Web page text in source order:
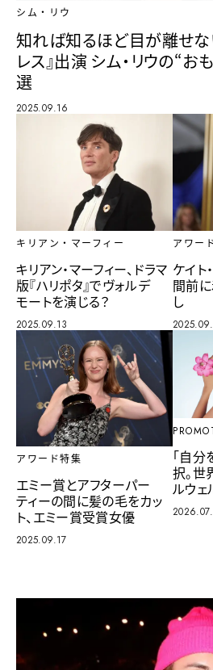
シム・リウ
知れば知るほど目が離せな
レス』出演 シム・リウの“お
選
2025.09.16
キリアン・マーフィー
キリアン・マーフィー、ドラマ
版『ハリポタ』でヴォルデ
モートを演じる？
2025.09.13
アワー
ケイト
間前
し
アワード特集
エミー賞とアフターパー
ティーの間に髪の毛をカッ
ト、エミー賞受賞女優
2025.09.17
「自分
択。世
ルウェ